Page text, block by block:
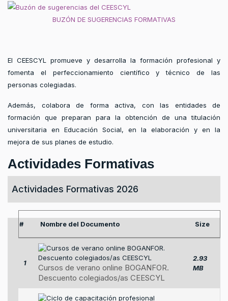
BUZÓN DE SUGERENCIAS FORMATIVAS
El CEESCYL promueve y desarrolla la formación profesional y
fomenta el perfeccionamiento científico y técnico de las
personas colegiadas.
Además, colabora de forma activa, con las entidades de
formación que preparan para la obtención de una titulación
universitaria en Educación Social, en la elaboración y en la
mejora de sus planes de estudio.
Actividades Formativas
Actividades Formativas 2026
# Nombre del Documento Size
1
Cursos de verano online BOGANFOR.
Descuento colegiados/as CEESCYL
2.93
MB